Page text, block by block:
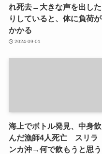
れ死去→大きな声を出した
りしていると、体に負荷が
かかる
2024-09-01
海上でボトル発見、中身飲
んだ漁師4人死亡 スリラ
ンカ沖→何で飲もうと思う